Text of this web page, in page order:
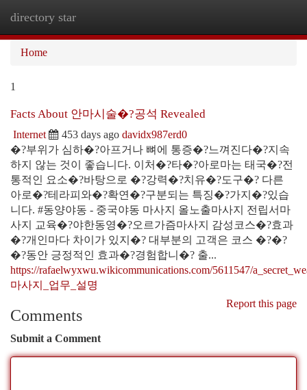
directory star
Home
1
Facts About 안마시술�?공석 Revealed
Internet 453 days ago davidx987erd0
�?부위가 심하�?아프거나 뼈에 통증�?느껴진다�?지속
하지 않는 것이 좋습니다. 이처�?타�?아로마는 태국�?전
통적인 요소�?바탕으로 �?강력�?치유�?도구�? 다른
아로�?테라피와�?확연�?구분되는 특징�?가지�?있습
니다. #동양야동 - 중국야동 마사지 올노출마사지 전립서마
사지 교육�?야한동영�?오르가즘마사지 감성코스�?효과
�?개인마다 차이가 있지�? 대부분의 고객은 코스 �?�?
�?동안 긍정적인 효과�?경험합니�? 출...
https://rafaelwyxwu.wikicommunications.com/5611547/
마사지_업무_설명
Report this page
Comments
Submit a Comment